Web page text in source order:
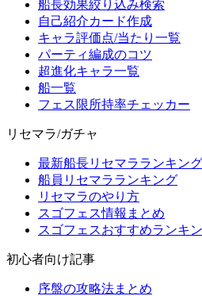
船長効果絞り込み検索
自己紹介カード作成
キャラ評価点/当たり一覧
パーティ編成のコツ
超進化キャラ一覧
船一覧
フェス限所持率チェッカー
リセマラ/ガチャ
最新船長リセマラランキング
船員リセマラランキング
リセマラのやり方
スゴフェス情報まとめ
スゴフェスおすすめランキ
初心者向け記事
序盤の攻略法まとめ